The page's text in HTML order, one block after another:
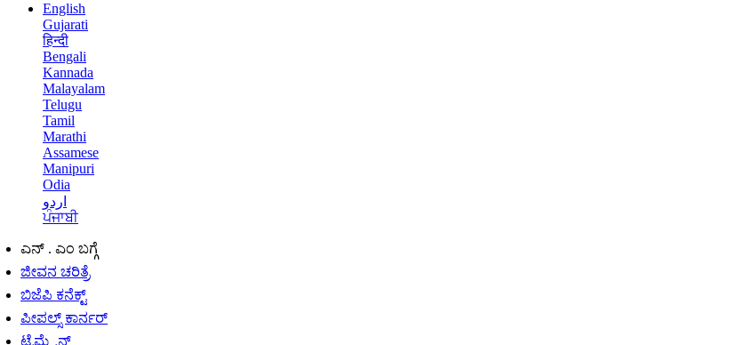
English
Gujarati
हिन्दी
Bengali
Kannada
Malayalam
Telugu
Tamil
Marathi
Assamese
Manipuri
Odia
اردو
ਪੰਜਾਬੀ
ಎನ್ . ಎಂ ಬಗ್ಗೆ
ಜೀವನ ಚರಿತ್ರೆ
ಬಿಜೆಪಿ ಕನೆಕ್ಟ್
ಪೀಪಲ್ಸ್ ಕಾರ್ನರ್
ಟೈಮ್ಲೈನ್